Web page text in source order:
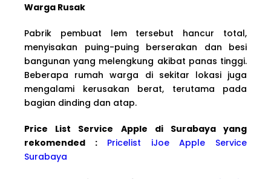
Warga Rusak
Pabrik pembuat lem tersebut hancur total,
menyisakan puing-puing berserakan dan besi
bangunan yang melengkung akibat panas tinggi.
Beberapa rumah warga di sekitar lokasi juga
mengalami kerusakan berat, terutama pada
bagian dinding dan atap.
Price List Service Apple di Surabaya yang
rekomended :
Pricelist iJoe Apple Service
Surabaya